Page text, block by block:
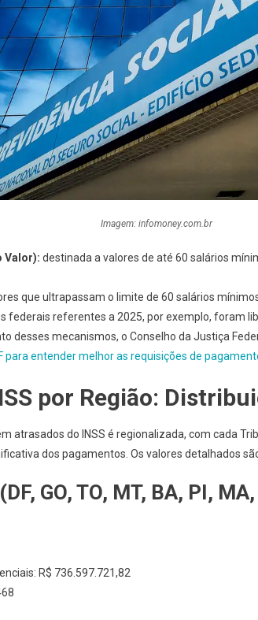
Imagem: infomoney.com.br
Valor): destinada a valores de até 60 salários
que ultrapassam o limite de 60 salários
federais referentes a 2025, por exemplo, foram
desses mecanismos, o Conselho da Justiça
para entender melhor as requisições de
por Região:
atrasados do INSS é regionalizada, com cada
dos pagamentos. Os valores detalhados
GO, TO, MT, BA, PI,
R$ 736.597.721,82